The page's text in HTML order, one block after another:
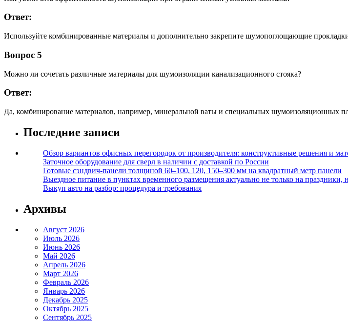
Ответ:
Используйте комбинированные материалы и дополнительно закрепите шумопоглощающие
Вопрос 5
Можно ли сочетать различные материалы для шумоизоляции канализационного стояка?
Ответ:
Да, комбинирование материалов, например, минеральной ваты и специальных шумоизоляционных
Последние записи
Обзор вариантов офисных перегородок от производителя: конструктивные решения и
Заточное оборудование для сверл в наличии с доставкой по России
Готовые сэндвич-панели толщиной 60–100, 120, 150–300 мм на квадратный метр панели
Выездное питание в пунктах временного размещения актуально не только на
Выкуп авто на разбор: процедура и требования
Архивы
Август 2026
Июль 2026
Июнь 2026
Май 2026
Апрель 2026
Март 2026
Февраль 2026
Январь 2026
Декабрь 2025
Октябрь 2025
Сентябрь 2025